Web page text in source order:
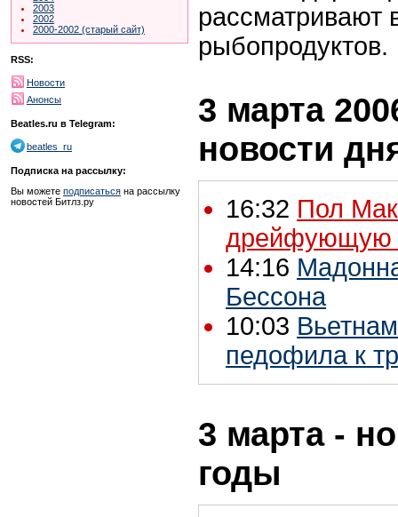
2003
2002
2000-2002 (старый сайт)
RSS:
Новости
Анонсы
Beatles.ru в Telegram:
beatles_ru
Подписка на рассылку:
Вы можете подписаться на рассылку
новостей Битлз.ру
рассматривают
рыбопродуктов.
3 марта
новости
16:32 Пол
дрейфующую
14:16
Бессона
10:03
педофила к
3 марта -
годы